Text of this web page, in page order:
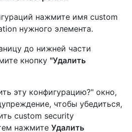
нажмите имя custom
нужного элемента.
до нижней части
кнопку "Удалить
эту конфигурацию?" окно,
чтобы убедиться,
custom security
нажмите Удалить